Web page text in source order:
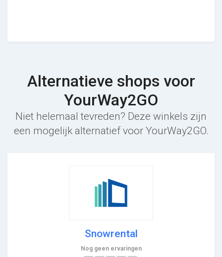
Alternatieve shops voor
YourWay2GO
Niet helemaal tevreden? Deze winkels zijn
een mogelijk alternatief voor YourWay2GO.
Snowrental
Nog geen ervaringen